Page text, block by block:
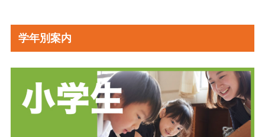
学年別案内